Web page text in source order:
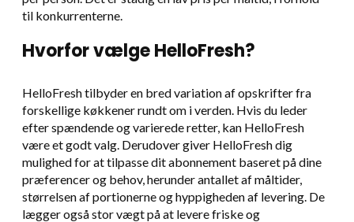
til konkurrenterne.
Hvorfor vælge HelloFresh?
HelloFresh tilbyder en bred variation af opskrifter fra
forskellige køkkener rundt om i verden. Hvis du leder
efter spændende og varierede retter, kan HelloFresh
være et godt valg. Derudover giver HelloFresh dig
mulighed for at tilpasse dit abonnement baseret på dine
præferencer og behov, herunder antallet af måltider,
størrelsen af portionerne og hyppigheden af levering. De
lægger også stor vægt på at levere friske og